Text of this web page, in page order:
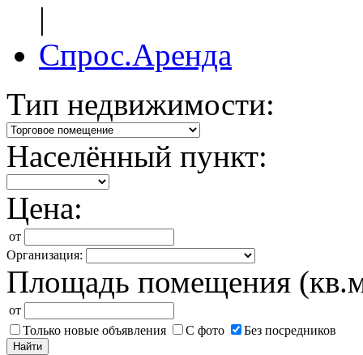
|
Спрос.Аренда
Тип недвижимости:
Населённый пункт:
Цена:
от
Организация:
Площадь помещения
от
Только новые объявления
С фото Без посредников
Найти